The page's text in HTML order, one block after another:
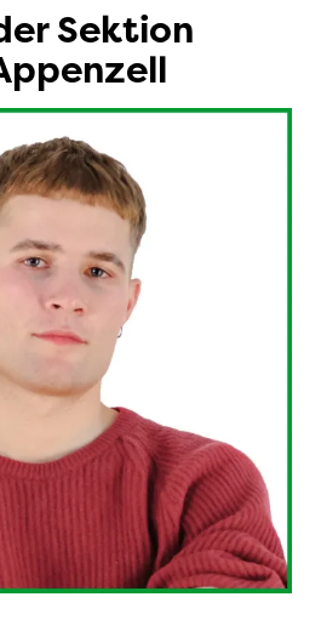
Sektion